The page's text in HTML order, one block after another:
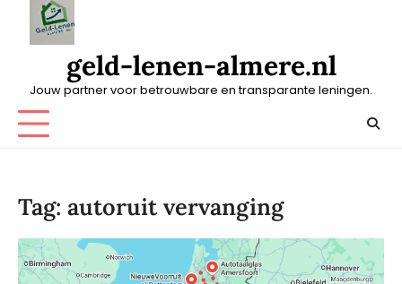
geld-lenen-almere.nl
Jouw partner voor betrouwbare en transparante leningen.
Tag: autoruit vervanging